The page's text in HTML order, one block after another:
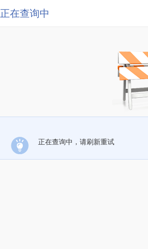
正在查询中
正在查询中，请刷新重试